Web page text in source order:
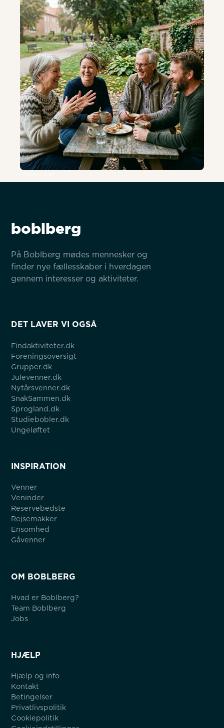
boblberg
På Boblberg mødes mennesker og
finder nye fællesskaber i hverdagen
gennem interesser og aktiviteter.
DET LAVER VI OGSÅ
Findaktiviteter.dk
Foreningsoversigt
Grupper.dk
Julevenner.dk
Nytårsvenner.dk
SnakSammen.dk
Sprogland.dk
Studiebobler.dk
Ungeløftet
INSPIRATION
Venner
Veninder
Reservebedste
Rejsemakker
Ensomhed
Gåvenner
OM BOBLBERG
Hvad er Boblberg?
Team Boblberg
Jobs
HJÆLP
Hjælp og info
Kontakt
Betingelser
Privatlivspolitik
Cookiepolitik